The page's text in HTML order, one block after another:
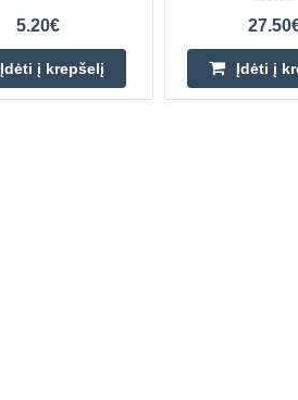
5.20€
Įdėti į krepšelį Įdėti į